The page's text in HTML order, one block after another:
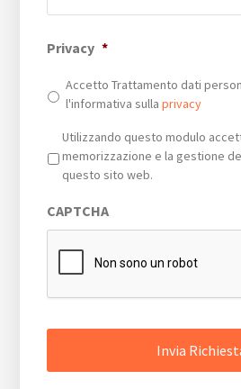
Privacy *
Accetto Trattamento dati
l'informativa sullaprivacy
Privacy *
Utilizzando questo modulo
memorizzazione e la gestione
questo sito web.
CAPTCHA